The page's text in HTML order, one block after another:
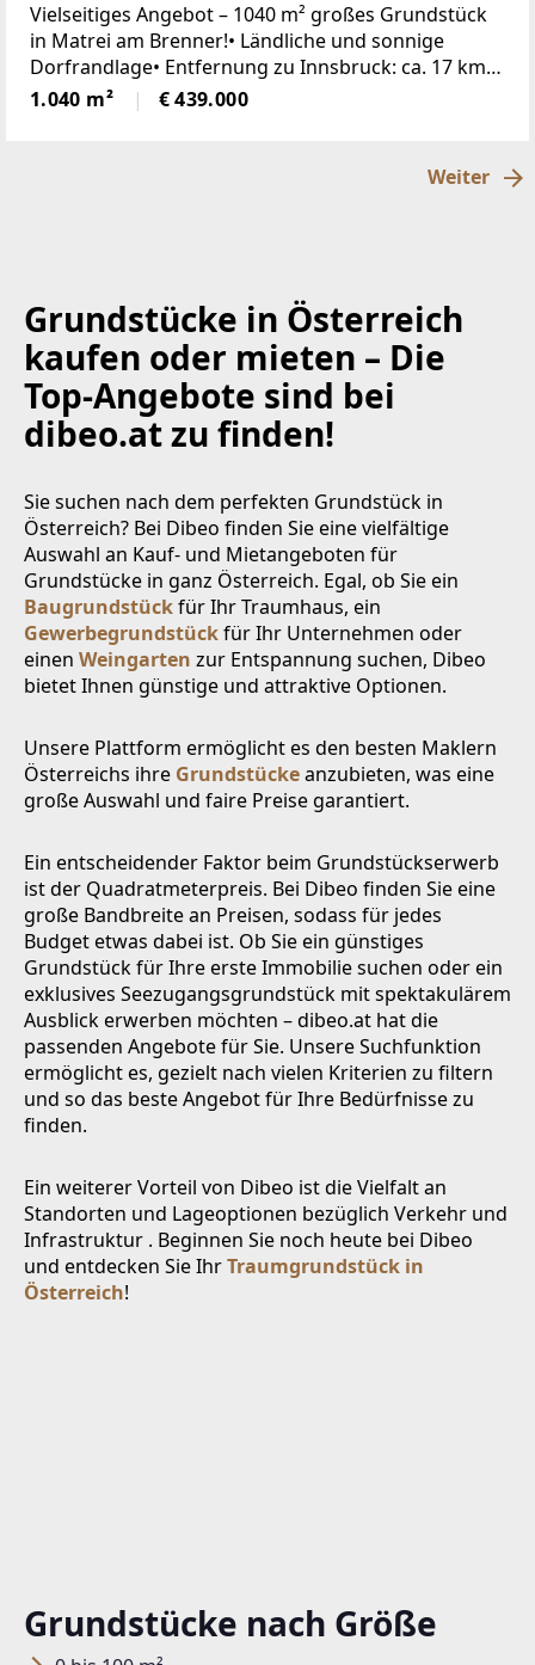
Grundstücke nach Größe
Vielseitiges Angebot – 1040 m² großes Grundstück
in Matrei am Brenner!• Ländliche und sonnige
Dorfrandlage• Entfernung zu Innsbruck: ca. 17 km•
Grundstücksgröße: ca. 1040 m²• Verschiedene
Teilungsvarianten des Grundstücks liegen vor•
1.040 m² € 439.000
Weiter
Grundstücke in Österreich
kaufen oder mieten – Die
Top-Angebote sind bei
dibeo.at zu finden!
Sie suchen nach dem perfekten Grundstück in
Österreich? Bei Dibeo finden Sie eine vielfältige
Auswahl an Kauf- und Mietangeboten für
Grundstücke in ganz Österreich. Egal, ob Sie ein
Baugrundstückfür Ihr Traumhaus, ein
Gewerbegrundstückfür Ihr Unternehmen oder
einen Weingarten zur Entspannung suchen, Dibeo
bietet Ihnen günstige und attraktive Optionen.
Unsere Plattform ermöglicht es den besten Maklern
Österreichs ihre Grundstückeanzubieten, was eine
große Auswahl und faire Preise garantiert.
Ein entscheidender Faktor beim Grundstückserwerb
ist der Quadratmeterpreis. Bei Dibeo finden Sie eine
große Bandbreite an Preisen, sodass für jedes
Budget etwas dabei ist. Ob Sie ein günstiges
Grundstück für Ihre erste Immobilie suchen oder ein
exklusives Seezugangsgrundstück mit spektakulärem
Ausblick erwerben möchten – dibeo.at hat die
passenden Angebote für Sie. Unsere Suchfunktion
ermöglicht es, gezielt nach vielen Kriterien zu filtern
und so das beste Angebot für Ihre Bedürfnisse zu
finden.
Ein weiterer Vorteil von Dibeo ist die Vielfalt an
Standorten und Lageoptionen bezüglich Verkehr und
Infrastruktur . Beginnen Sie noch heute bei Dibeo
und entdecken Sie IhrTraumgrundstück in
Österreich!